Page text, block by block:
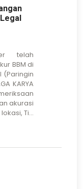
telah
BBM di
(Paringin
KARYA
akurasi
Ti...